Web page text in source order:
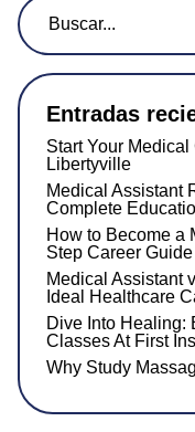
Buscar...
Entradas
Start Your
Libertyville
Medical Assistant
Complete
How to Become a
Step Career Guide
Medical Assistant
Ideal Healthcare
Dive Into Healing:
Classes At First
Why Study